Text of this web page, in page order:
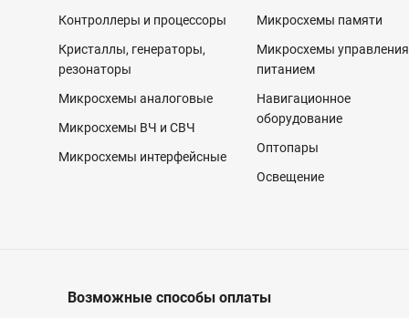
Контроллеры и процессоры
Кристаллы, генераторы,
резонаторы
Микросхемы аналоговые
Микросхемы ВЧ и СВЧ
Микросхемы интерфейсные
Микросхемы памяти
Микросхемы управления
питанием
Навигационное
оборудование
Оптопары
Освещение
Возможные способы оплаты